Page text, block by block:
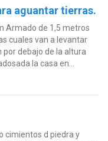
aguantar tierras.
Armado de 1,5 metros
cuales van a levantar
debajo de la altura
la casa en...
cimientos d piedra y